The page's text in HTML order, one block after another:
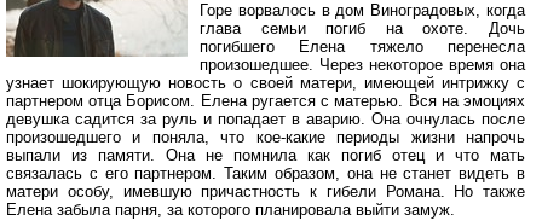
Горе ворвалось в дом Виноградовых, когда
глава семьи погиб на охоте. Дочь
погибшего Елена тяжело перенесла
произошедшее. Через некоторое время она
узнает шокирующую новость о своей матери, имеющей интрижку с
партнером отца Борисом. Елена ругается с матерью. Вся на эмоциях
девушка садится за руль и попадает в аварию. Она очнулась после
произошедшего и поняла, что кое-какие периоды жизни напрочь
выпали из памяти. Она не помнила как погиб отец и что мать
связалась с его партнером. Таким образом, она не станет видеть в
матери особу, имевшую причастность к гибели Романа. Но также
Елена забыла парня, за которого планировала выйти замуж.